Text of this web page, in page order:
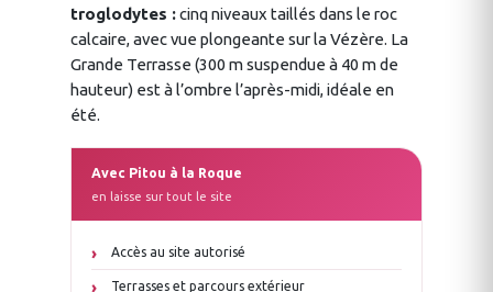
troglodytes :cinq niveaux taillés dans le roc
calcaire, avec vue plongeante sur la Vézère. La
Grande Terrasse (300 m suspendue à 40 m de
hauteur) est à l’ombre l’après-midi, idéale en
été.
Avec Pitou à la Roque
en laisse sur tout le site
Accès au site autorisé
Terrasses et parcours extérieur